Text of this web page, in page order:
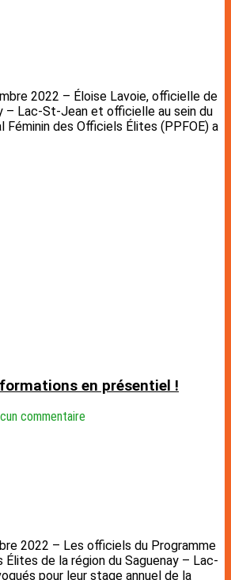
2022 – Éloise Lavoie, officielle de
– Lac-St-Jean et officielle au sein du
Féminin des Officiels Élites (PPFOE) a
en présentiel !
commentaire
2022 – Les officiels du Programme
Élites de la région du Saguenay – Lac-
pour leur stage annuel de la